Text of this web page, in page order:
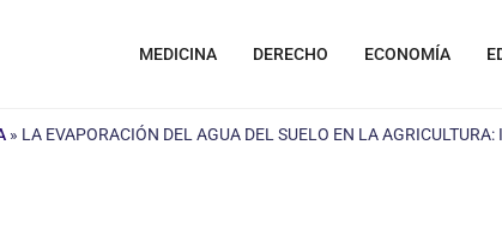
MEDICINA DERECHO ECONOMÍA
» LA EVAPORACIÓN DEL AGUA DEL SUELO EN LA